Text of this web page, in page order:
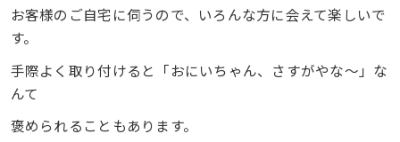
お客様のご自宅に伺うので、いろんな方に会えて楽しいで
す。
手際よく取り付けると「おにいちゃん、さすがやな～」な
んて
褒められることもあります。